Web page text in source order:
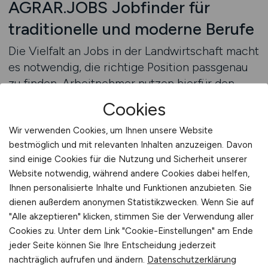
AGRAR.JOBS Jobfinder für
traditionelle und moderne Berufe
Die Vielfalt an Jobs in der Landwirtschaft macht
es notwendig, die richtige Position passgenau
zu finden. Arbeitnehmer nutzen hierfür den
Jobfinder, um sich gezielt zwischen
traditionellen und modernen Berufsbildern zu
orientieren. Arbeitgeber präsentieren dort ihre
offenen Stellen, um die passenden Bewerber
anzusprechen. Der Jobfinder ermöglicht
Arbeitnehmern eine differenzierte Suche.
Wer sich eher in handwerklichen Tätigkeiten
sieht, findet dort Stellenangebote, die diese
Stärken abbilden. Arbeitgeber erreichen
dadurch Bewerber, die mit praktischer
Cookies
Wir verwenden Cookies, um Ihnen unsere Website
bestmöglich und mit relevanten Inhalten anzuzeigen. Davon
sind einige Cookies für die Nutzung und Sicherheit unserer
Website notwendig, während andere Cookies dabei helfen,
Ihnen personalisierte Inhalte und Funktionen anzubieten. Sie
dienen außerdem anonymen Statistikzwecken. Wenn Sie auf
"Alle akzeptieren" klicken, stimmen Sie der Verwendung aller
Cookies zu. Unter dem Link "Cookie-Einstellungen" am Ende
jeder Seite können Sie Ihre Entscheidung jederzeit
nachträglich aufrufen und ändern. Datenschutzerklärung